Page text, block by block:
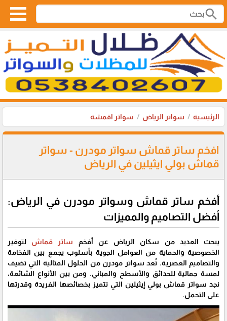
search
الرئيسية سواتر الرياض سواتر اقمشة
افخم ساتر قماش سواتر مودرن - سواتر
قماش بولي ايثيلين في الرياض
أفخم ساتر قماش وسواتر مودرن في الرياض:
أفضل التصاميم والمميزات
يبحث العديد من سكان الرياض عن أفخم ساتر قماش لتوفير
الخصوصية والحماية من العوامل الجوية بأسلوب يجمع بين الفخامة
والتصاميم العصرية. تُعد سواتر مودرن من الحلول المثالية التي تضيف
لمسة جمالية للحدائق والأسطح والمباني. ومن بين الأنواع الشائعة،
نجد سواتر قماش بولي إيثيلين التي تتميز بخصائصها الفريدة وقدرتها
على التحمل.